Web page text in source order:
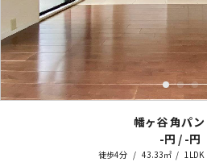
幡ヶ谷 角パン
-円 / -円
徒歩4分 43.33㎡ 1LDK